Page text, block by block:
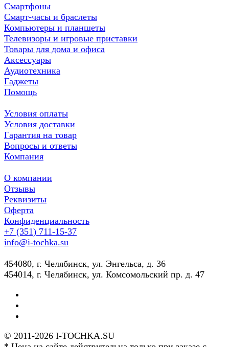
Смартфоны
Смарт-часы и браслеты
Компьютеры и планшеты
Телевизоры и игровые приставки
Товары для дома и офиса
Аксессуары
Аудиотехника
Гаджеты
Помощь
Условия оплаты
Условия доставки
Гарантия на товар
Вопросы и ответы
Компания
О компании
Отзывы
Реквизиты
Оферта
Конфиденциальность
+7 (351) 711-15-37
info@i-tochka.su
​454080, г. Челябинск, ул. Энгельса, д. 36
454014, г. Челябинск, ул. Комсомольский пр. д. 47
© 2011-2026 I-TOCHKA.SU